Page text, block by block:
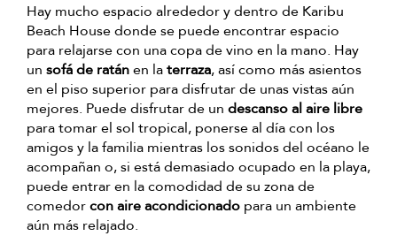
Hay mucho espacio alrededor y dentro de Karibu
Beach House donde se puede encontrar espacio
para relajarse con una copa de vino en la mano. Hay
un sofá de ratánen laterraza, así como más asientos
en el piso superior para disfrutar de unas vistas aún
mejores. Puede disfrutar de un descanso al aire libre
para tomar el sol tropical, ponerse al día con los
amigos y la familia mientras los sonidos del océano le
acompañan o, si está demasiado ocupado en la playa,
puede entrar en la comodidad de su zona de
comedorcon aire acondicionado para un ambiente
aún más relajado.